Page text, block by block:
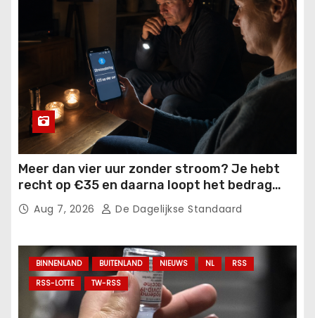
Meer dan vier uur zonder stroom? Je hebt
recht op €35 en daarna loopt het bedrag
verder op.
Aug 7, 2026 De Dagelijkse Standaard
BINNENLAND BUITENLAND NIEUWS NL
RSS
RSS-LOTTE
TW-RSS